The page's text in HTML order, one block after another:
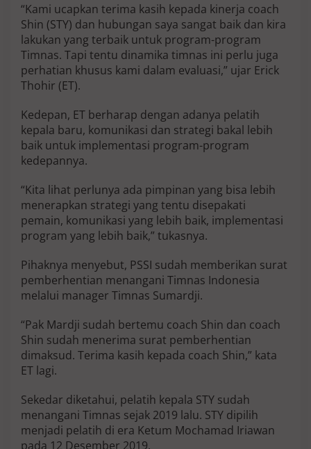
T
m
n
a
s
d
o
n
e
a
,
B
e
r
d
a
r
N
m
a
L
o
s
-
K
l
“Kami ucapkan terima kasih kepada kinerja coach
Shin (STY) dan hubungan saya sangat baik dan kira
lakukan yang terbaik untuk program-program
Timnas. Tapi tentu dinamika timnas ini perlu juga
perhatian khusus kami dalam evaluasi,” ujar Erick
Thohir (ET).
Kedepan, ET berharap dengan adanya pelatih
kepala baru, komunikasi dan strategi bakal lebih
baik untuk implementasi program-program
kedepannya.
“Kita lihat perlunya ada pimpinan yang bisa lebih
menerapkan strategi yang tentu disepakati
pemain, komunikasi yang lebih baik, implementasi
program yang lebih baik,” tukasnya.
Pihaknya menyebut, PSSI sudah memberikan surat
pemberhentian menangani Timnas Indonesia
melalui manager Timnas Sumardji.
“Pak Mardji sudah bertemu coach Shin dan coach
Shin sudah menerima surat pemberhentian
dimaksud. Terima kasih kepada coach Shin,” kata
ET lagi.
Sekedar diketahui, pelatih kepala STY sudah
menangani Timnas sejak 2019 lalu. STY dipilih
menjadi pelatih di era Ketum Mochamad Iriawan
pada 12 Desember 2019.